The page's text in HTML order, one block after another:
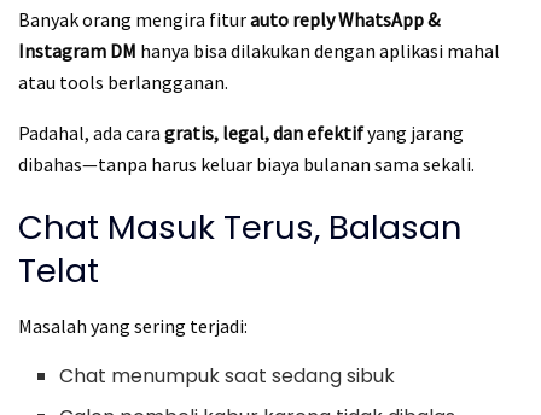
Banyak orang mengira fiturauto reply WhatsApp &
Instagram DM hanya bisa dilakukan dengan aplikasi mahal
atau tools berlangganan.
Padahal, ada cara gratis, legal, dan efektifyang jarang
dibahas—tanpa harus keluar biaya bulanan sama sekali.
Chat Masuk Terus, Balasan
Telat
Masalah yang sering terjadi:
Chat menumpuk saat sedang sibuk